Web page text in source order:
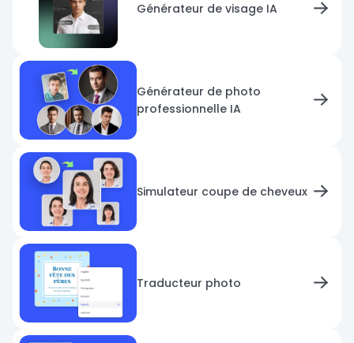
Générateur de visage IA
Générateur de photo
professionnelle IA
Simulateur coupe de cheveux
Traducteur photo